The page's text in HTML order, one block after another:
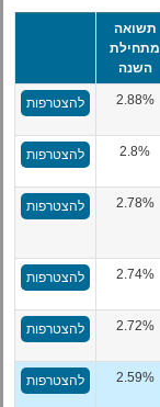
תשואה
מתחילת
השנה
2.88% להצטרפות
2.8% להצטרפות
2.78% להצטרפות
2.74% להצטרפות
2.72% להצטרפות
2.59% להצטרפות